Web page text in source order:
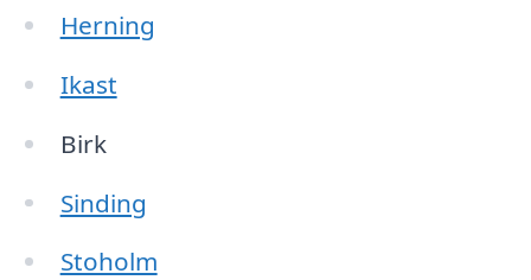
Herning
Ikast
Birk
Sinding
Stoholm